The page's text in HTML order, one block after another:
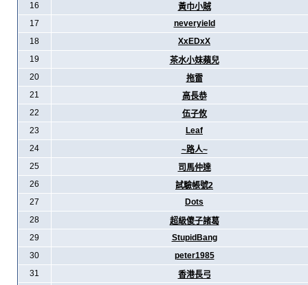
16
黃巾小賊
17
neveryield
18
XxEDxX
19
茶水小妹蘋兒
20
拖雷
21
高長恭
22
伍子攸
23
Leaf
24
~路人~
25
司馬仲達
26
試驗帳號2
27
Dots
28
超級傻子諸葛
29
StupidBang
30
peter1985
31
香港長弓